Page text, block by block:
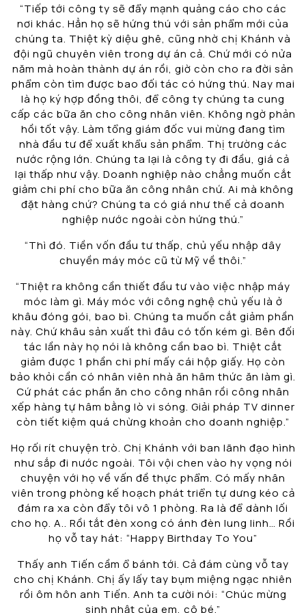
“Tiếp tới công ty sẽ đẩy mạnh quảng cáo cho các
nơi khác. Hẳn họ sẽ hứng thú với sản phẩm mới của
chúng ta. Thiệt kỳ diệu ghê, cũng nhờ chị Khánh và
đội ngũ chuyên viên trong dự án cả. Chứ mới có nửa
năm mà hoàn thành dự án rồi, giờ còn cho ra đời sản
phẩm còn tìm được bao đối tác có hứng thú. Nay mai
là họ ký hợp đồng thôi, để công ty chúng ta cung
cấp các bữa ăn cho công nhân viên. Không ngờ phản
hồi tốt vậy. Làm tổng giám đốc vui mừng đang tìm
nhà đầu tư để xuất khẩu sản phẩm. Thị trường các
nước rộng lớn. Chúng ta lại là công ty đi đầu, giá cả
lại thấp như vậy. Doanh nghiệp nào chẳng muốn cắt
giảm chi phí cho bữa ăn công nhân chứ. Ai mà không
đặt hàng chứ? Chúng ta có giá như thế cả doanh
nghiệp nước ngoài còn hứng thú.”
“Thì đó. Tiền vốn đầu tư thấp, chủ yếu nhập dây
chuyền máy móc cũ từ Mỹ về thôi.”
“Thiệt ra không cần thiết đầu tư vào việc nhập máy
móc làm gì. Máy móc với công nghệ chủ yếu là ở
khâu đóng gói, bao bì. Chúng ta muốn cắt giảm phần
này. Chứ khâu sản xuất thì đâu có tốn kém gì. Bên đối
tác lần này họ nói là không cần bao bì. Thiệt cắt
giảm được 1 phần chi phí mấy cái hộp giấy. Họ còn
bảo khỏi cần có nhân viên nhà ăn hâm thức ăn làm gì.
Cứ phát các phần ăn cho công nhân rồi công nhân
xếp hàng tự hâm bằng lò vi sóng. Giải pháp TV dinner
còn tiết kiệm quá chừng khoản cho doanh nghiệp.”
Họ rối rít chuyện trò. Chị Khánh với ban lãnh đạo hình
như sắp đi nước ngoài. Tôi vội chen vào hy vọng nói
chuyện với họ về vấn đề thực phẩm. Có mấy nhân
viên trong phòng kế hoạch phát triển tự dưng kéo cả
đám ra xa còn đẩy tôi vô 1 phòng. Ra là để dành lối
cho họ. A.. Rồi tắt đèn xong có ánh đèn lung linh… Rồi
họ vỗ tay hát: “Happy Birthday To You”
Thấy anh Tiến cầm ổ bánh tới. Cả đám cùng vỗ tay
cho chị Khánh. Chị ấy lấy tay bụm miệng ngạc nhiên
rồi ôm hôn anh Tiến. Anh ta cười nói: “Chúc mừng
sinh nhật của em, cô bé.”